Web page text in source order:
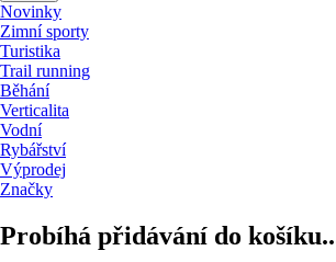
Novinky
Zimní sporty
Turistika
Trail running
Běhání
Verticalita
Vodní
Rybářství
Výprodej
Značky
Probíhá přidávání do